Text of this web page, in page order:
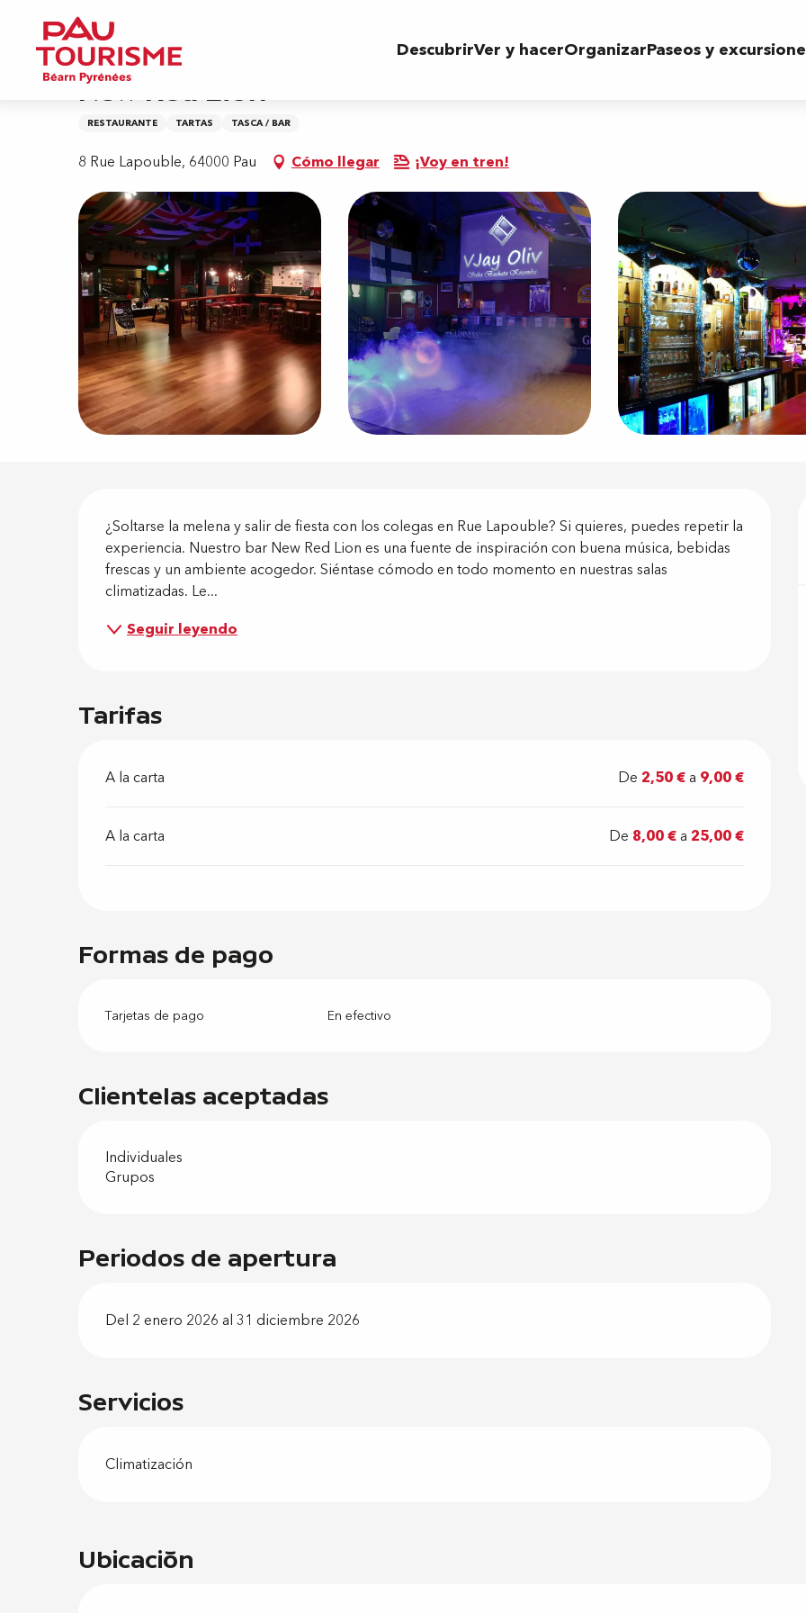
contenu
principal
DescubrirVer y hacerOrganizarPaseos y
Inicio
New Red Lion
RESTAURANTE TARTAS TASCA / BAR
8 Rue Lapouble, 64000 Pau Cómo llegar ¡Voy en tren!
Descripción
¿Soltarse la melena y salir de fiesta con los colegas en Rue Lapouble? Si quieres, puedes repetir la
experiencia. Nuestro bar New Red Lion es una fuente de inspiración con buena música, bebidas
frescas y un ambiente acogedor. Siéntase cómodo en todo momento en nuestras salas
climatizadas. Le...
Seguir leyendo
Servicios
Climatización
Tarifas
A la carta De2,50 €a 9,00 €
A la carta De 8,00 €a25,00 €
Formas de pago
Tarjetas de pago En efectivo
Clientelas aceptadas
Individuales
Grupos
Periodos de apertura
Del 2 enero 2026 al 31 diciembre 2026
Ubicación